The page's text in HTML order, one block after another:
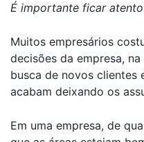
É importante ficar
Muitos empresários
decisões da empresa,
busca de novos clientes
acabam deixando os
Em uma empresa, de